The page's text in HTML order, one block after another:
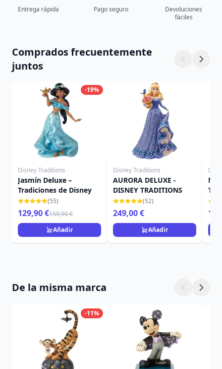
Entrega rápida Pago seguro
Devoluciones
fáciles
Comprados frecuentemente
juntos
-19%
Disney Traditions
Jasmín Deluxe –
Tradiciones de Disney
(55)
129,90 €159,90 €
Añadir
Disney Traditions
AURORA DELUXE -
DISNEY TRADITIONS
(52)
249,00 €
Añadir
De la misma marca
-11%